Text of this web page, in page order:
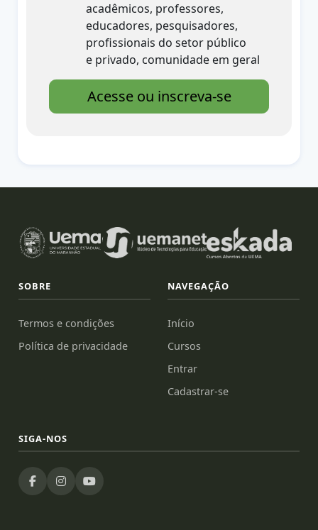
acadêmicos, professores,
educadores, pesquisadores,
profissionais do setor público
e privado, comunidade em geral
Acesse ou inscreva-se
SOBRE
Termos e condições
Política de privacidade
NAVEGAÇÃO
Início
Cursos
Entrar
Cadastrar-se
SIGA-NOS